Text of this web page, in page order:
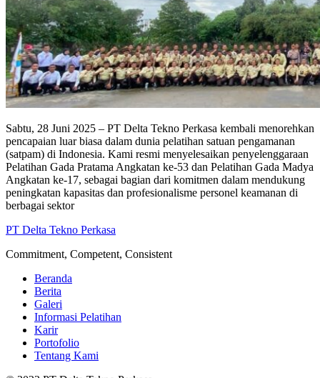
Sabtu, 28 Juni 2025 – PT Delta Tekno Perkasa kembali menorehkan
pencapaian luar biasa dalam dunia pelatihan satuan pengamanan
(satpam) di Indonesia. Kami resmi menyelesaikan penyelenggaraan
Pelatihan Gada Pratama Angkatan ke-53 dan Pelatihan Gada Madya
Angkatan ke-17, sebagai bagian dari komitmen dalam mendukung
peningkatan kapasitas dan profesionalisme personel keamanan di
berbagai sektor
PT Delta Tekno Perkasa
Commitment, Competent, Consistent
Beranda
Berita
Galeri
Informasi Pelatihan
Karir
Portofolio
Tentang Kami